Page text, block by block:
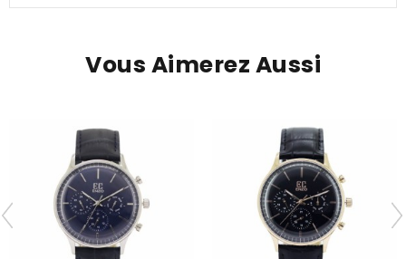
Vous Aimerez Aussi